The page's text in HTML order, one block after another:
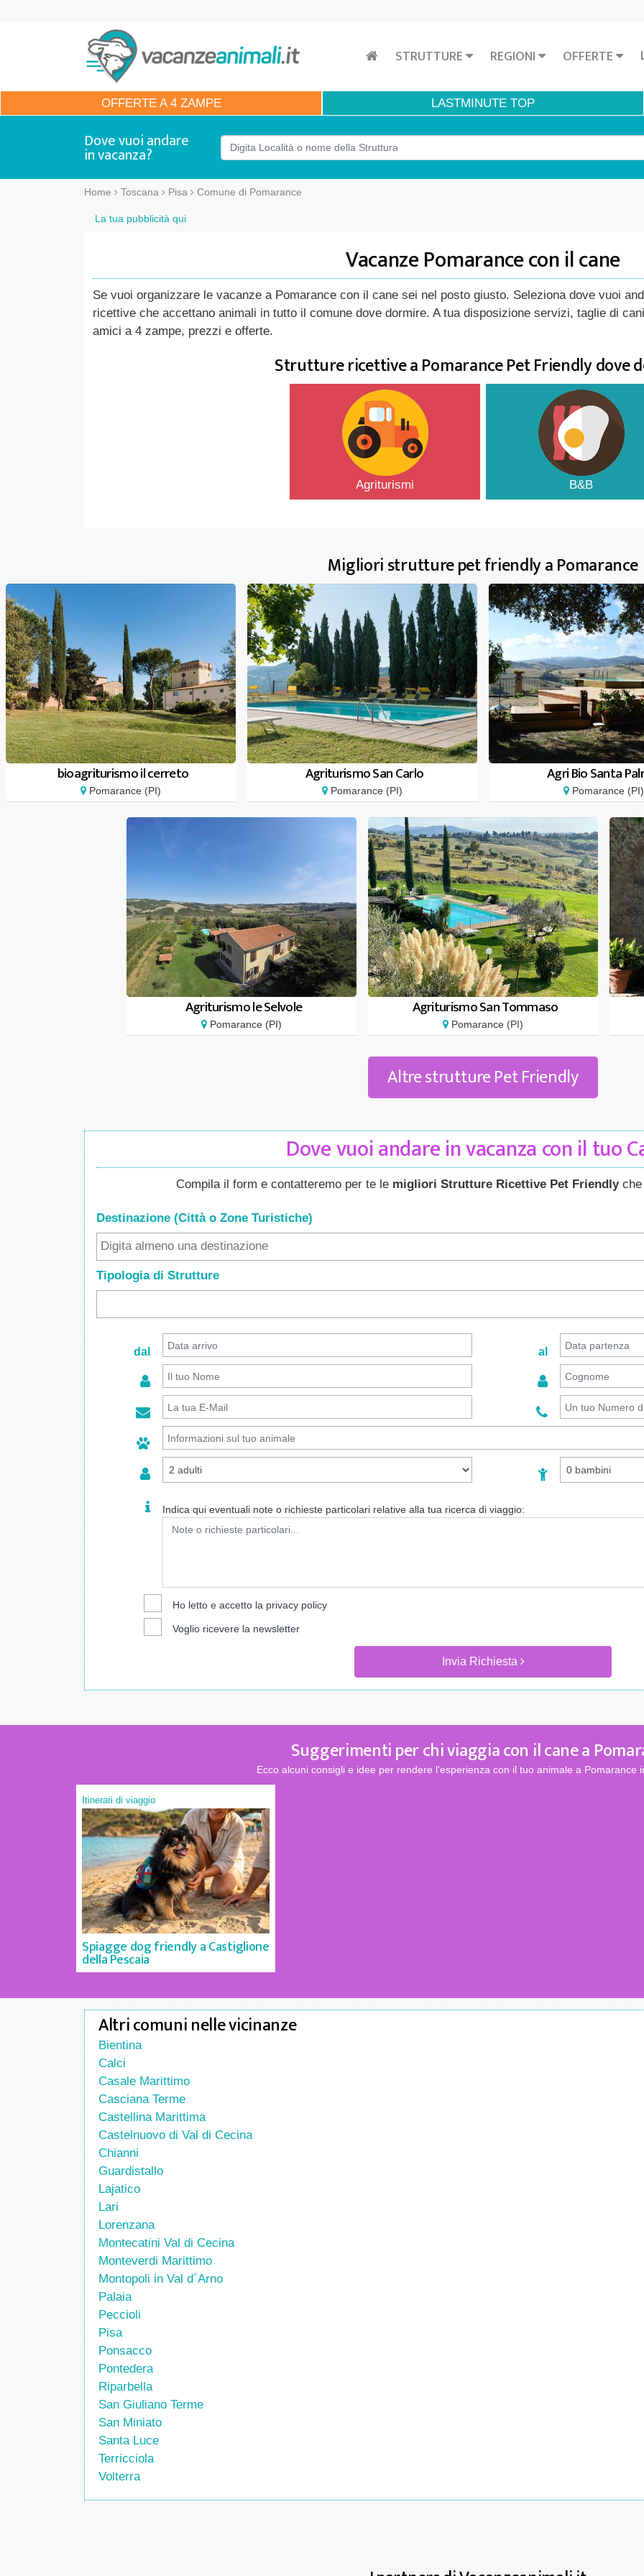
STRUTTURE REGIONI OFFERTE
OFFERTEA 4 ZAMPE LASTMINUTE TOP
Dove vuoi andare
in vacanza?
Home Toscana Pisa Comune di Pomarance
La tua pubblicità qui
Vacanze Pomarance con il cane
Se vuoi organizzare le vacanze a Pomarance con il cane sei nel posto giusto. Seleziona dove vuoi
ricettive che accettano animali in tutto il comune dove dormire. A tua disposizione servizi, taglie di
amici a 4 zampe, prezzi e offerte.
Strutture ricettive a Pomarance Pet Friendly dove
Agriturismi B&B
Migliori strutture pet friendly a Pomarance
bioagriturismo il cerreto
Pomarance (PI)
Agriturismo San Carlo
Pomarance (PI)
Agri Bio Santa
Pomarance (PI)
Agriturismo le Selvole
Pomarance (PI)
Agriturismo San Tommaso
Pomarance (PI)
Altre strutture Pet Friendly
Dove vuoi andare in vacanza con il tuo
Compila il form e contatteremo per te le migliori Strutture Ricettive Pet Friendlyche
Destinazione (Città o Zone Turistiche)
Tipologia di Strutture
dal al
Indica qui eventuali note o richieste particolari relative alla tua ricerca di viaggio:
Ho letto e accetto la privacy policy
Voglio ricevere la newsletter
Invia Richiesta
Suggerimenti per chi viaggia con il cane a
Ecco alcuni consigli e idee per rendere l'esperienza con il tuo animale a Pomarance
Itinerari di viaggio
Spiagge dog friendly a Castiglione
della Pescaia
Altri comuni nelle vicinanze
Bientina
Calci
Casale Marittimo
Casciana Terme
Castellina Marittima
Castelnuovo di Val di Cecina
Chianni
Guardistallo
Lajatico
Lari
Lorenzana
Montecatini Val di Cecina
Monteverdi Marittimo
Montopoli in Val d´Arno
Palaia
Peccioli
Pisa
Ponsacco
Pontedera
Riparbella
San Giuliano Terme
San Miniato
Santa Luce
Terricciola
Volterra